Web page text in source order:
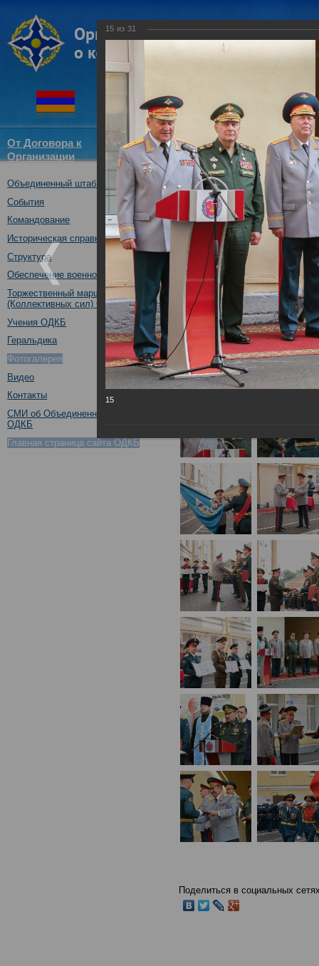
От Договора к
Организации
Структура
ОДКБ
Новости
Объединенный штаб ОДКБ
События
Командование
Историческая справка
Структура
Обеспечение военной безопасности
Торжественный марш Войск
(Коллективных сил) ОДКБ
Учения ОДКБ
Геральдика
Фотогалерея
Видео
Контакты
СМИ об Объединенном штабе
ОДКБ
Главная страница сайта ОДКБ
Участие Объединенного
Дню знаний.
01.09.2017
Поделиться в социальных
15 из 31
15